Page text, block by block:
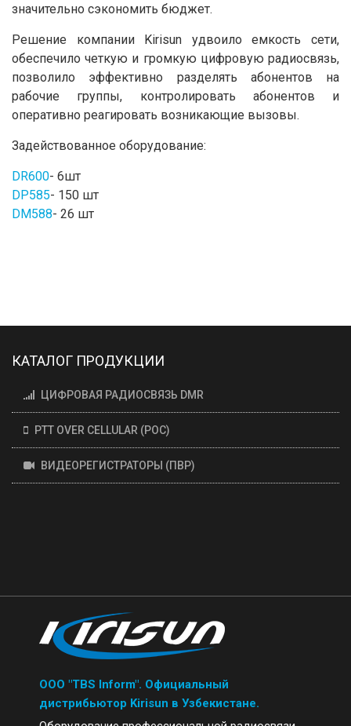
значительно сэкономить бюджет.
Решение компании Kirisun удвоило емкость сети,
обеспечило четкую и громкую цифровую радиосвязь,
позволило эффективно разделять абонентов на
рабочие группы, контролировать абонентов и
оперативно реагировать возникающие вызовы.
Задействованное оборудование:
DR600- 6шт
DP585- 150 шт
DM588- 26 шт
КАТАЛОГ ПРОДУКЦИИ
ЦИФРОВАЯ РАДИОСВЯЗЬ DMR
PTT OVER CELLULAR (POC)
ВИДЕОРЕГИСТРАТОРЫ (ПВР)
ООО "TBS Inform". Официальный
дистрибьютор Kirisun в Узбекистане.